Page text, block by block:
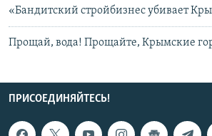
«Бандитский стройбизнес убивает
Прощай, вода! Прощайте, Крымские
ПРИСОЕДИНЯЙТЕСЬ!